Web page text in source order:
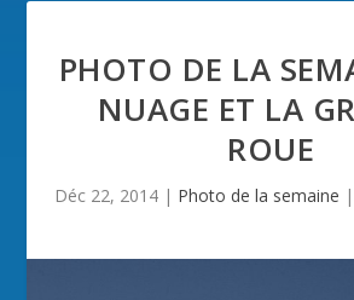
PHOTO DE LA
NUAGE ET LA
ROUE
Déc 22, 2014 | Photo de la semaine |